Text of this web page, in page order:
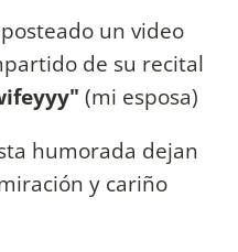
un video
de su recital
(mi esposa)
humorada dejan
y cariño